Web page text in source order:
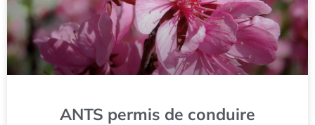
ANTS permis de conduire